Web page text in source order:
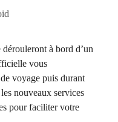
à bord d’un
vous
voyage puis durant
nouveaux services
pour faciliter votre